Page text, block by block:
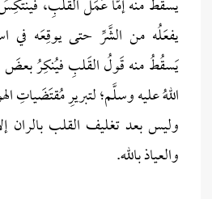
يسقُطَ منه إمَّا عَمَلُ القَلبِ،
يفعَلُه من الشَّرِّ حتى يوقِعَه في
يَسقُطُ منه قَولُ القَلبِ فيُنكِرُ
اللهُ عليه وسلَّم؛ لتبريرِ مُقتَضَياتِ
وليس بعد تغليف القلب بالران
والعياذ بالله.